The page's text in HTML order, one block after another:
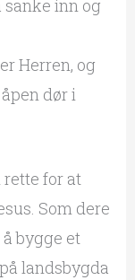
inn og
Herren, og
dør i
for at
Som dere
bygge et
landsbygda